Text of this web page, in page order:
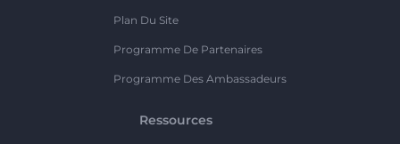
Plan Du Site
Programme De Partenaires
Programme Des Ambassadeurs
Ressources